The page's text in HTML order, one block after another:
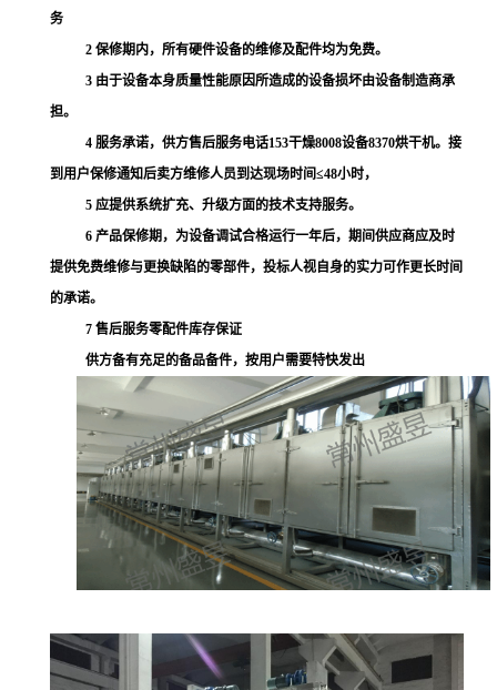
务
2 保修期内，所有硬件设备的维修及配件均为免费。
3 由于设备本身质量性能原因所造成的设备损坏由设备制造商承
担。
4 服务承诺，供方售后服务电话153干燥8008设备8370烘干机。接
到用户保修通知后卖方维修人员到达现场时间≤48小时，
5 应提供系统扩充、升级方面的技术支持服务。
6 产品保修期，为设备调试合格运行一年后，期间供应商应及时
提供免费维修与更换缺陷的零部件，投标人视自身的实力可作更长时间
的承诺。
7 售后服务零配件库存保证
供方备有充足的备品备件，按用户需要特快发出